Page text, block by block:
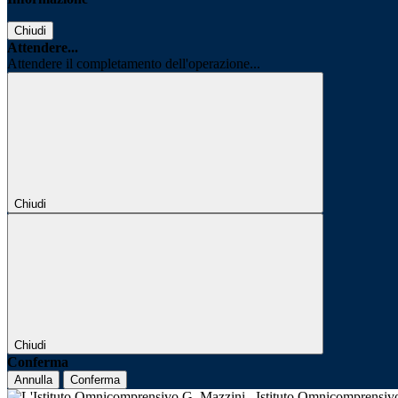
Chiudi
Attendere...
Attendere il completamento dell'operazione...
Chiudi
Chiudi
Conferma
Annulla Conferma